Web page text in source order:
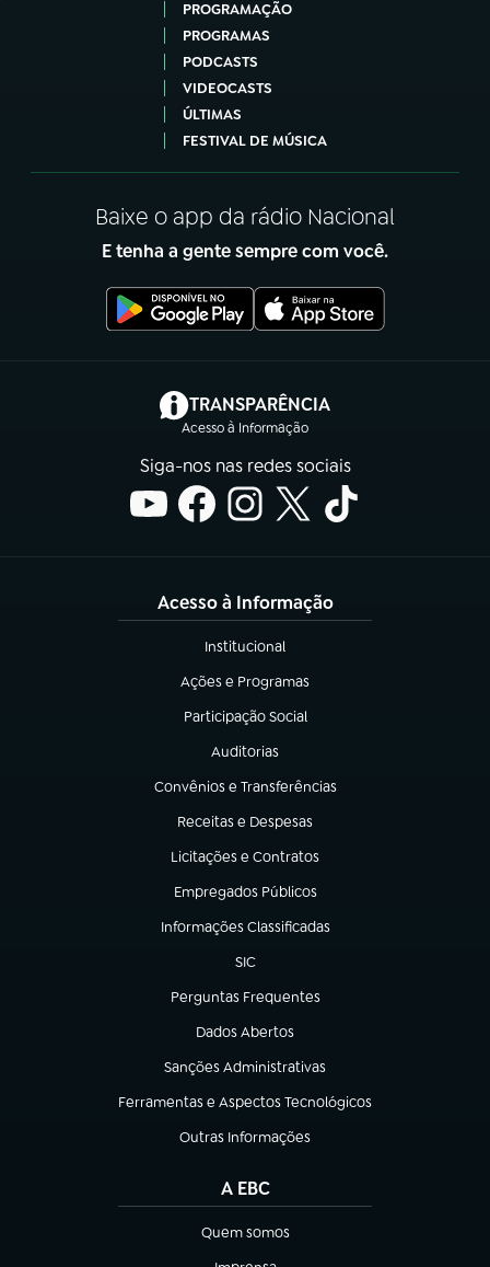
PROGRAMAÇÃO
PROGRAMAS
PODCASTS
VIDEOCASTS
ÚLTIMAS
FESTIVAL DE MÚSICA
Baixe o app da rádio Nacional
E tenha a gente sempre com você.
TRANSPARÊNCIA
Acesso à Informação
(abre em nova aba)
Siga-nos nas redes sociais
Acesso à Informação
Institucional
(abre em nova aba)
Ações e Programas
(abre em nova aba)
Participação Social
(abre em nova aba)
Auditorias
(abre em nova aba)
Convênios e Transferências
(abre em nova aba)
Receitas e Despesas
(abre em nova aba)
Licitações e Contratos
(abre em nova aba)
Empregados Públicos
(abre em nova aba)
Informações Classificadas
(abre em nova aba)
SIC
(abre em nova aba)
Perguntas Frequentes
(abre em nova aba)
Dados Abertos
(abre em nova aba)
Sanções Administrativas
(abre em nova aba)
Ferramentas e Aspectos Tecnológicos
(abre em nova aba)
Outras Informações
(abre em nova aba)
A EBC
Quem somos
(abre em nova aba)